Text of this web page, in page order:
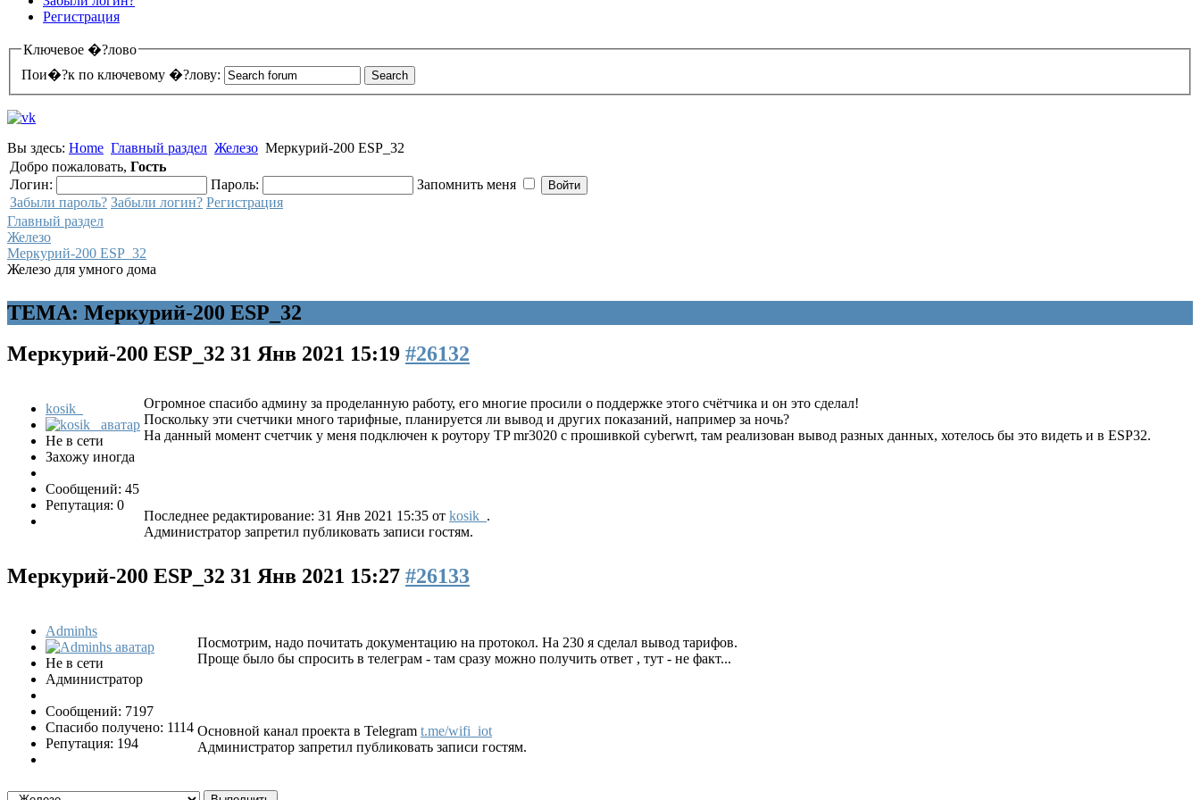
Регистрация
Ключевое �?лово
Пои�?к по ключевому �?лову:
Вы здесь: Home Главный раздел Железо Меркурий-200 ESP_32
Добро пожаловать, Гость
Логин:
Пароль:
Запомнить меня
Забыли пароль? Забыли логин? Регистрация
Главный раздел
Железо
Меркурий-200 ESP_32
Железо для умного дома
ТЕМА: Меркурий-200 ESP_32
Меркурий-200 ESP_32 31 Янв 2021 15:19 #26132
kosik_
Не в сети
Захожу иногда
Сообщений: 45
Репутация: 0
Огромное спасибо админу за проделанную работу, его многие просили о поддержке этого счётчика и он это сделал!
Поскольку эти счетчики много тарифные, планируется ли вывод и других показаний, например за ночь?
На данный момент счетчик у меня подключен к роутору TP mr3020 с прошивкой cyberwrt, там реализован вывод разных данных, хотелось бы это видеть и в ESP32.
Последнее редактирование: 31 Янв 2021 15:35 от kosik_ .
Администратор запретил публиковать записи гостям.
Меркурий-200 ESP_32 31 Янв 2021 15:27 #26133
Adminhs
Не в сети
Администратор
Сообщений: 7197
Спасибо получено: 1114
Репутация: 194
Посмотрим, надо почитать документацию на протокол. На 230 я сделал вывод тарифов.
Проще было бы спросить в телеграм - там сразу можно получить ответ , тут - не факт...
Основной канал проекта в Telegram t.me/wifi_iot
Администратор запретил публиковать записи гостям.